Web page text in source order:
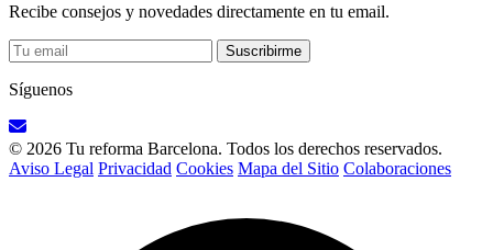
Recibe consejos y novedades directamente en tu email.
Suscribirme
Síguenos
© 2026 Tu reforma Barcelona. Todos los derechos reservados.
Aviso Legal Privacidad Cookies Mapa del Sitio Colaboraciones